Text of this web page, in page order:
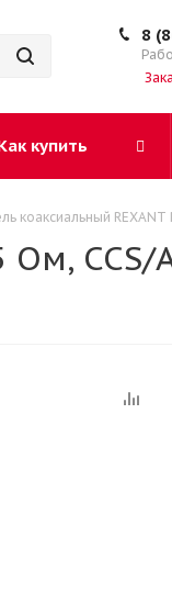
8
купить
коаксиальный
CCS/